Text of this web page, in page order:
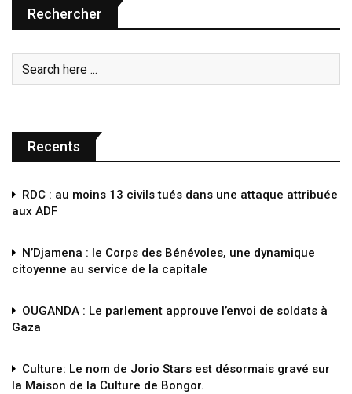
Rechercher
Recents
RDC : au moins 13 civils tués dans une attaque attribuée
aux ADF
N’Djamena : le Corps des Bénévoles, une dynamique
citoyenne au service de la capitale
OUGANDA : Le parlement approuve l’envoi de soldats à
Gaza
Culture: Le nom de Jorio Stars est désormais gravé sur
la Maison de la Culture de Bongor.